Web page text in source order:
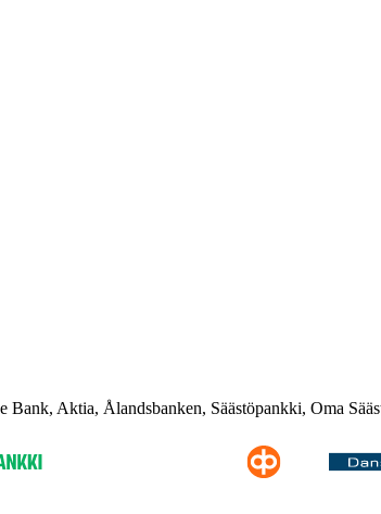
Aktia, Ålandsbanken, Säästöpankki, Oma